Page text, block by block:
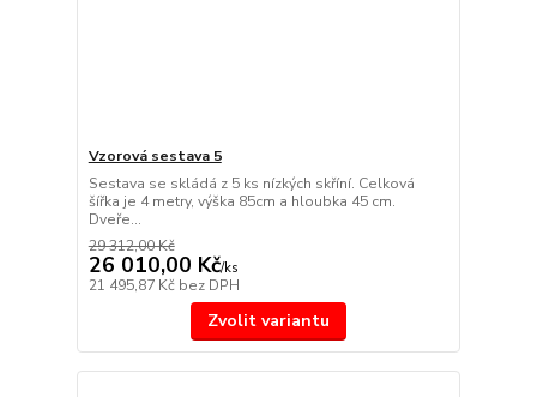
Vzorová sestava 5
Sestava se skládá z 5 ks nízkých skříní. Celková
šířka je 4 metry, výška 85cm a hloubka 45 cm.
Dveře...
29 312,00 Kč
26 010,00 Kč/ks
21 495,87 Kč bez DPH
Zvolit variantu